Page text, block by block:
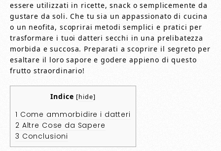
essere utilizzati in ricette, snack o semplicemente da
gustare da soli. Che tu sia un appassionato di cucina
o un neofita, scoprirai metodi semplici e pratici per
trasformare i tuoi datteri secchi in una prelibatezza
morbida e succosa. Preparati a scoprire il segreto per
esaltare il loro sapore e godere appieno di questo
frutto straordinario!
Indice [hide]
1 Come ammorbidire i datteri
2 Altre Cose da Sapere
3 Conclusioni